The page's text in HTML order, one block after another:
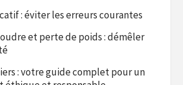
: éviter les erreurs courantes
et perte de poids : démêler
: votre guide complet pour un